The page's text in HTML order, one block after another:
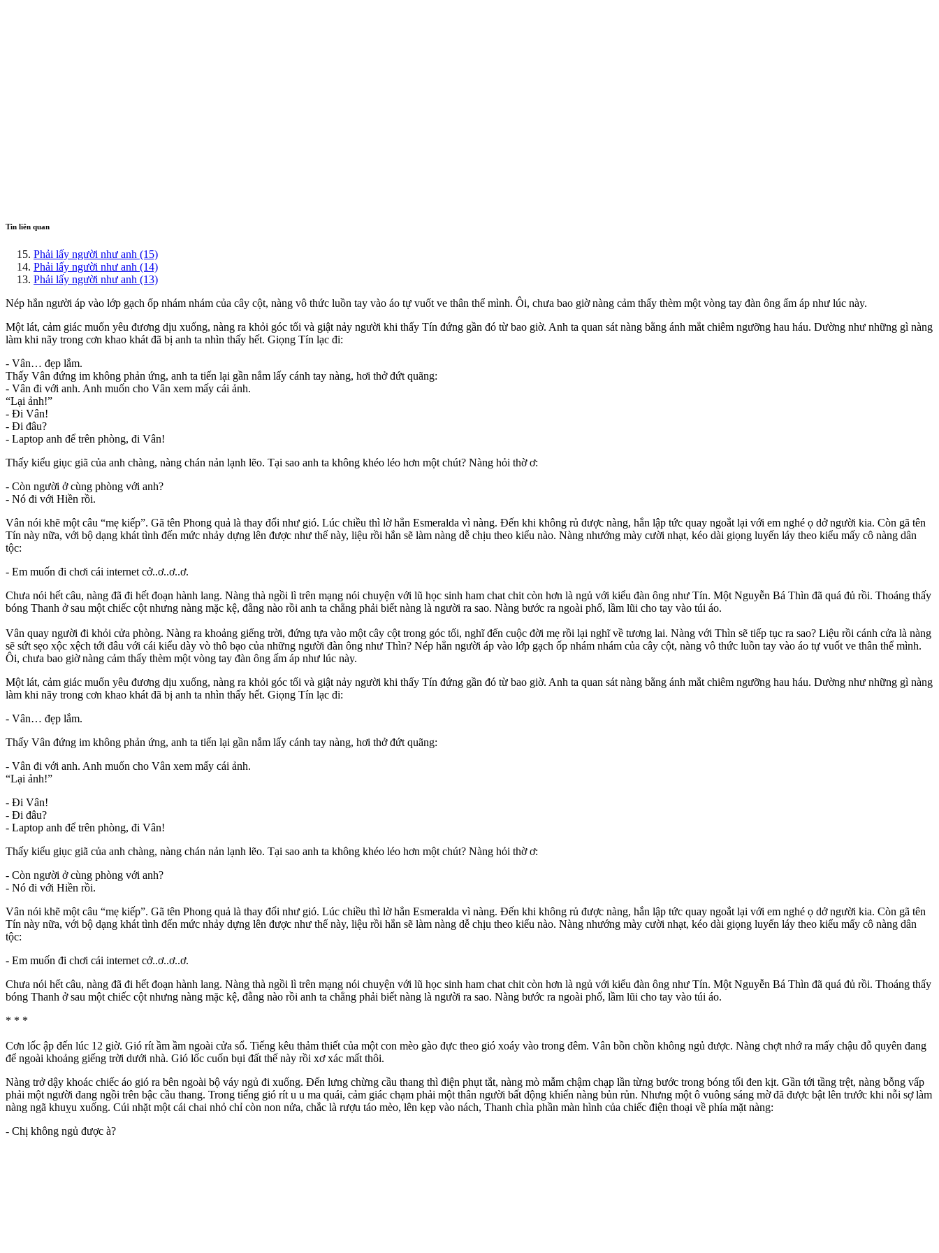
Tin liên quan
Phải lấy người như anh (15)
Phải lấy người như anh (14)
Phải lấy người như anh (13)
Nép hẳn người áp vào lớp gạch ốp nhám nhám của cây cột, nàng vô thức luồn tay vào áo tự vuốt ve thân thể mình. Ôi, chưa bao giờ nàng cảm thấy thèm một vòng tay đàn ông ấm áp như lúc này.
Một lát, cảm giác muốn yêu đương dịu xuống, nàng ra khỏi góc tối và giật nảy người khi thấy Tín đứng gần đó từ bao giờ. Anh ta quan sát nàng bằng ánh mắt chiêm ngưỡng hau háu. Dường như những gì nàng
làm khi nãy trong cơn khao khát đã bị anh ta nhìn thấy hết. Giọng Tín lạc đi:
- Vân… đẹp lắm.
Thấy Vân đứng im không phản ứng, anh ta tiến lại gần nắm lấy cánh tay nàng, hơi thở đứt quãng:
- Vân đi với anh. Anh muốn cho Vân xem mấy cái ảnh.
“Lại ảnh!”
- Đi Vân!
- Đi đâu?
- Laptop anh để trên phòng, đi Vân!
Thấy kiểu giục giã của anh chàng, nàng chán nản lạnh lẽo. Tại sao anh ta không khéo léo hơn một chút? Nàng hỏi thờ ơ:
- Còn người ở cùng phòng với anh?
- Nó đi với Hiền rồi.
Vân nói khẽ một câu “mẹ kiếp”. Gã tên Phong quả là thay đổi như gió. Lúc chiều thì lờ hẳn Esmeralda vì nàng. Đến khi không rủ được nàng, hắn lập tức quay ngoắt lại với em nghé ọ dở người kia. Còn gã tên
Tín này nữa, với bộ dạng khát tình đến mức nhảy dựng lên được như thế này, liệu rồi hắn sẽ làm nàng dễ chịu theo kiểu nào. Nàng nhướng mày cười nhạt, kéo dài giọng luyến láy theo kiểu mấy cô nàng dân
tộc:
- Em muốn đi chơi cái internet cở..ơ..ơ..ơ.
Chưa nói hết câu, nàng đã đi hết đoạn hành lang. Nàng thà ngồi lì trên mạng nói chuyện với lũ học sinh ham chat chit còn hơn là ngủ với kiểu đàn ông như Tín. Một Nguyễn Bá Thìn đã quá đủ rồi. Thoáng thấy
bóng Thanh ở sau một chiếc cột nhưng nàng mặc kệ, đằng nào rồi anh ta chẳng phải biết nàng là người ra sao. Nàng bước ra ngoài phố, lầm lũi cho tay vào túi áo.
Vân quay người đi khỏi cửa phòng. Nàng ra khoảng giếng trời, đứng tựa vào một cây cột trong góc tối, nghĩ đến cuộc đời mẹ rồi lại nghĩ về tương lai. Nàng với Thìn sẽ tiếp tục ra sao? Liệu rồi cánh cửa là nàng
sẽ sứt sẹo xộc xệch tới đâu với cái kiểu dày vò thô bạo của những người đàn ông như Thìn? Nép hẳn người áp vào lớp gạch ốp nhám nhám của cây cột, nàng vô thức luồn tay vào áo tự vuốt ve thân thể mình.
Ôi, chưa bao giờ nàng cảm thấy thèm một vòng tay đàn ông ấm áp như lúc này.
Một lát, cảm giác muốn yêu đương dịu xuống, nàng ra khỏi góc tối và giật nảy người khi thấy Tín đứng gần đó từ bao giờ. Anh ta quan sát nàng bằng ánh mắt chiêm ngưỡng hau háu. Dường như những gì nàng
làm khi nãy trong cơn khao khát đã bị anh ta nhìn thấy hết. Giọng Tín lạc đi:
- Vân… đẹp lắm.
Thấy Vân đứng im không phản ứng, anh ta tiến lại gần nắm lấy cánh tay nàng, hơi thở đứt quãng:
- Vân đi với anh. Anh muốn cho Vân xem mấy cái ảnh.
“Lại ảnh!”
- Đi Vân!
- Đi đâu?
- Laptop anh để trên phòng, đi Vân!
Thấy kiểu giục giã của anh chàng, nàng chán nản lạnh lẽo. Tại sao anh ta không khéo léo hơn một chút? Nàng hỏi thờ ơ:
- Còn người ở cùng phòng với anh?
- Nó đi với Hiền rồi.
Vân nói khẽ một câu “mẹ kiếp”. Gã tên Phong quả là thay đổi như gió. Lúc chiều thì lờ hẳn Esmeralda vì nàng. Đến khi không rủ được nàng, hắn lập tức quay ngoắt lại với em nghé ọ dở người kia. Còn gã tên
Tín này nữa, với bộ dạng khát tình đến mức nhảy dựng lên được như thế này, liệu rồi hắn sẽ làm nàng dễ chịu theo kiểu nào. Nàng nhướng mày cười nhạt, kéo dài giọng luyến láy theo kiểu mấy cô nàng dân
tộc:
- Em muốn đi chơi cái internet cở..ơ..ơ..ơ.
Chưa nói hết câu, nàng đã đi hết đoạn hành lang. Nàng thà ngồi lì trên mạng nói chuyện với lũ học sinh ham chat chit còn hơn là ngủ với kiểu đàn ông như Tín. Một Nguyễn Bá Thìn đã quá đủ rồi. Thoáng thấy
bóng Thanh ở sau một chiếc cột nhưng nàng mặc kệ, đằng nào rồi anh ta chẳng phải biết nàng là người ra sao. Nàng bước ra ngoài phố, lầm lũi cho tay vào túi áo.
* * *
Cơn lốc ập đến lúc 12 giờ. Gió rít ầm ầm ngoài cửa sổ. Tiếng kêu thảm thiết của một con mèo gào đực theo gió xoáy vào trong đêm. Vân bồn chồn không ngủ được. Nàng chợt nhớ ra mấy chậu đỗ quyên đang
để ngoài khoảng giếng trời dưới nhà. Gió lốc cuốn bụi đất thế này rồi xơ xác mất thôi.
Nàng trở dậy khoác chiếc áo gió ra bên ngoài bộ váy ngủ đi xuống. Đến lưng chừng cầu thang thì điện phụt tắt, nàng mò mẫm chậm chạp lần từng bước trong bóng tối đen kịt. Gần tới tầng trệt, nàng bỗng vấp
phải một người đang ngồi trên bậc cầu thang. Trong tiếng gió rít u u ma quái, cảm giác chạm phải một thân người bất động khiến nàng bủn rủn. Nhưng một ô vuông sáng mờ đã được bật lên trước khi nỗi sợ làm
nàng ngã khuỵu xuống. Cúi nhặt một cái chai nhỏ chỉ còn non nửa, chắc là rượu táo mèo, lên kẹp vào nách, Thanh chìa phần màn hình của chiếc điện thoại về phía mặt nàng:
- Chị không ngủ được à?